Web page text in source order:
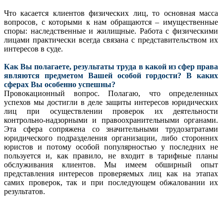
Что касается клиентов физических лиц, то основная масса
вопросов, с которыми к нам обращаются – имущественные
споры: наследственные и жилищные. Работа с физическими
лицами практически всегда связана с представительством их
интересов в суде.
Как Вы полагаете, результаты труда в какой из сфер права
являются предметом Вашей особой гордости? В каких
сферах Вы особенно успешны?
Провокационный вопрос. Полагаю, что определенных
успехов мы достигли в деле защиты интересов юридических
лиц при осуществлении проверок их деятельности
контрольно-надзорными и правоохранительными органами.
Эта сфера сопряжена со значительными трудозатратами
юридического подразделения организации, либо сторонних
юристов и потому особой популярностью у последних не
пользуется и, как правило, не входит в тарифные планы
обслуживания клиентов. Мы имеем обширный опыт
представления интересов проверяемых лиц как на этапах
самих проверок, так и при последующем обжаловании их
результатов.